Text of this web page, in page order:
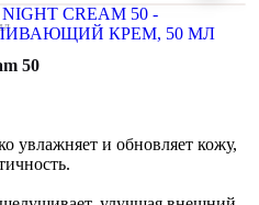
50
увлажняет и обновляет кожу,